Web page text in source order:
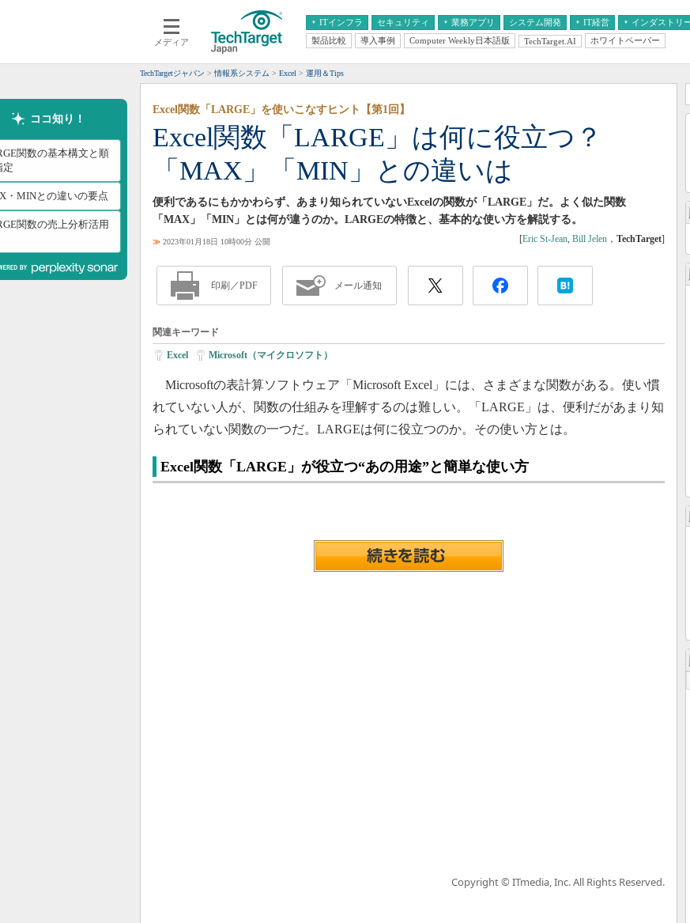
メディア
ITインフラ
クラウド
スマートモバイル
ネットワーク
システム運用管理
セキュリティ 業務アプリ
エンタープライズAI
ERP
CX
情報系システム
システム開発 IT経営
経営とIT
インダストリ
医療IT
製品比較 導入事例 Computer Weekly日本語版 TechTarget.AI ホワイトペーパー
TechTargetジャパン 情報系システム Excel 運用＆Tips
ココ知り！
関数の基本構文と順
定
・MINとの違いの要点
関数の売上分析活用
Excel関数「LARGE」は何に役立つ？
「MAX」「MIN」との違いは
Excel関数「LARGE」を使いこなすヒント【第1回】
便利であるにもかかわらず、あまり知られていないExcelの関数が「LARGE」だ。よく似た関数
「MAX」「MIN」とは何が違うのか。LARGEの特徴と、基本的な使い方を解説する。
≫ 2023年01月18日 10時00分 公開 [Eric St-Jean, Bill Jelen ， TechTarget]
印刷／PDF メール通知
関連キーワード
Excel Microsoft（マイクロソフト）
Microsoftの表計算ソフトウェア「Microsoft Excel」には、さまざまな関数がある。使い慣
れていない人が、関数の仕組みを理解するのは難しい。「LARGE」は、便利だがあまり知
られていない関数の一つだ。LARGEは何に役立つのか。その使い方とは。
Excel関数「LARGE」が役立つ“あの用途”と簡単な使い方
Copyright © ITmedia, Inc. All Rights Reserved.